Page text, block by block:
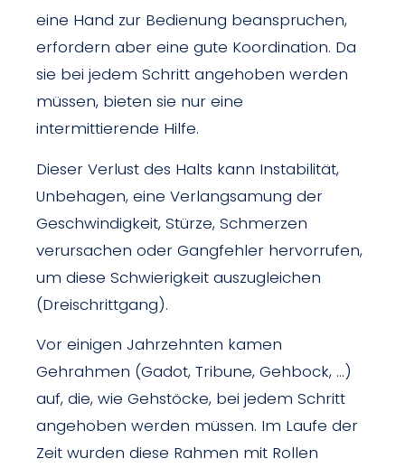
eine Hand zur Bedienung beanspruchen,
erfordern aber eine gute Koordination. Da
sie bei jedem Schritt angehoben werden
müssen, bieten sie nur eine
intermittierende Hilfe.
Dieser Verlust des Halts kann Instabilität,
Unbehagen, eine Verlangsamung der
Geschwindigkeit, Stürze, Schmerzen
verursachen oder Gangfehler hervorrufen,
um diese Schwierigkeit auszugleichen
(Dreischrittgang).
Vor einigen Jahrzehnten kamen
Gehrahmen (Gadot, Tribune, Gehbock, …)
auf, die, wie Gehstöcke, bei jedem Schritt
angehoben werden müssen. Im Laufe der
Zeit wurden diese Rahmen mit Rollen